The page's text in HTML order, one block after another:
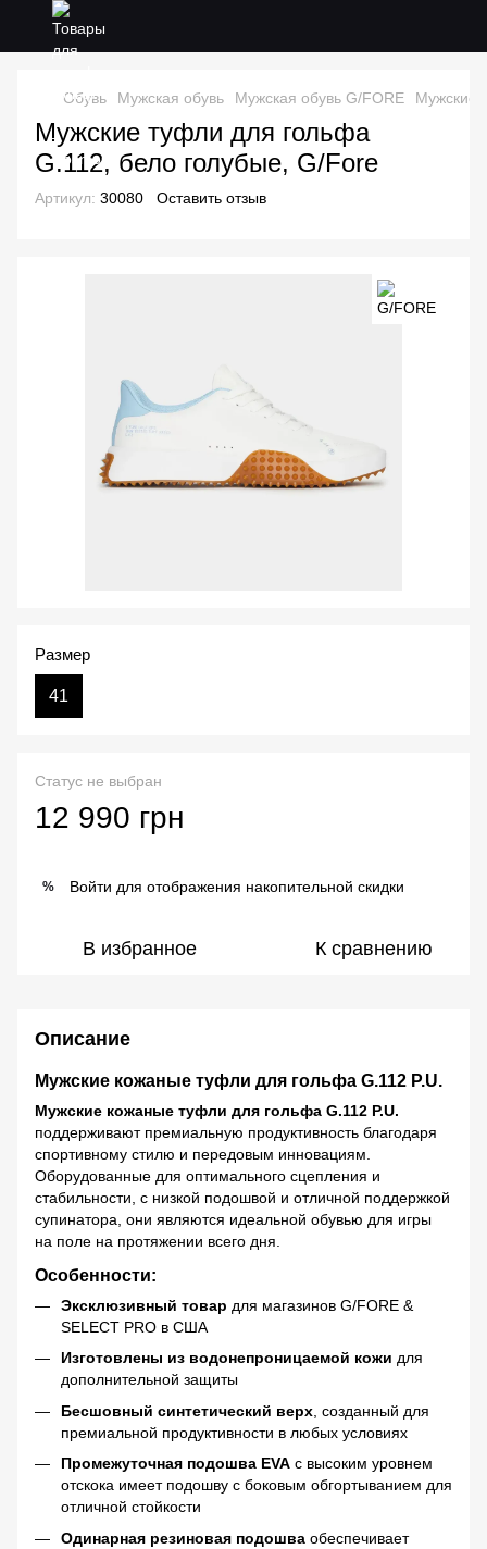
Обувь Мужская обувь Мужская обувь G/FORE Мужские
Мужские туфли для гольфа
G.112, бело голубые, G/Fore
Артикул: 30080 Оставить отзыв
Размер
41
Статус не выбран
12 990 грн
% Войти для отображения накопительной скидки
В избранное К сравнению
Описание
Мужские кожаные туфли для гольфа G.112 P.U.
Мужские кожаные туфли для гольфа G.112 P.U.
поддерживают премиальную продуктивность благодаря
спортивному стилю и передовым инновациям.
Оборудованные для оптимального сцепления и
стабильности, с низкой подошвой и отличной поддержкой
супинатора, они являются идеальной обувью для игры
на поле на протяжении всего дня.
Особенности:
Эксклюзивный товар для магазинов G/FORE &
SELECT PRO в США
Изготовлены из водонепроницаемой кожи для
дополнительной защиты
Бесшовный синтетический верх , созданный для
премиальной продуктивности в любых условиях
Промежуточная подошва EVA с высоким уровнем
отскока имеет подошву с боковым обгортыванием для
отличной стойкости
Одинарная резиновая подошва обеспечивает